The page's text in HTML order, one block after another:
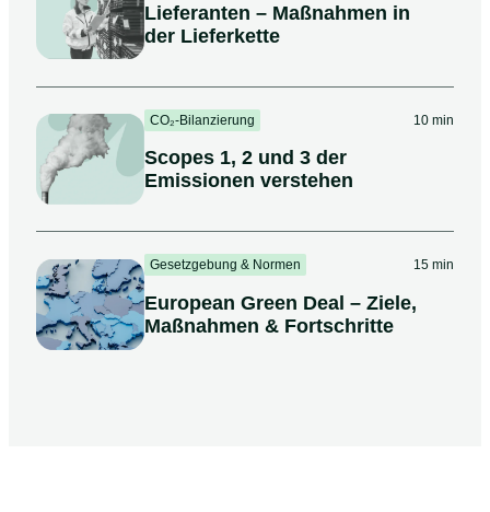
Lieferanten – Maßnahmen in
der Lieferkette
CO₂-Bilanzierung 10 min
Scopes 1, 2 und 3 der
Emissionen verstehen
Gesetzgebung & Normen 15 min
European Green Deal – Ziele,
Maßnahmen & Fortschritte